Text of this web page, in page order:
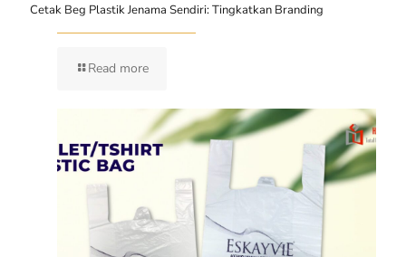
Cetak Beg Plastik Jenama Sendiri: Tingkatkan Branding
Read more